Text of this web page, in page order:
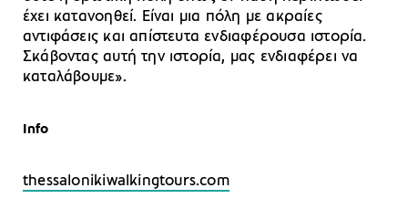
έχει κατανοηθεί. Είναι μια πόλη με ακραίες
αντιφάσεις και απίστευτα ενδιαφέρουσα ιστορία.
Σκάβοντας αυτή την ιστορία, μας ενδιαφέρει να
καταλάβουμε».
Info
thessalonikiwalkingtours.com